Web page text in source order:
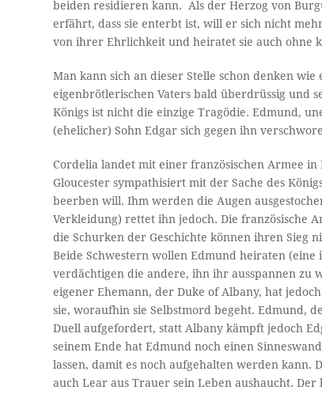
beiden residieren kann. Als der Herzog von
erfährt, dass sie enterbt ist, will er sich nicht
von ihrer Ehrlichkeit und heiratet sie auch ohne
Man kann sich an dieser Stelle schon denken
eigenbrötlerischen Vaters bald überdrüssig und
Königs ist nicht die einzige Tragödie. Edmund,
(ehelicher) Sohn Edgar sich gegen ihn
Cordelia landet mit einer französischen Armee
Gloucester sympathisiert mit der Sache des
beerben will. Ihm werden die Augen
Verkleidung) rettet ihn jedoch. Die französische
die Schurken der Geschichte können ihren Sieg
Beide Schwestern wollen Edmund heiraten
verdächtigen die andere, ihn ihr ausspannen zu
eigener Ehemann, der Duke of Albany, hat
sie, woraufhin sie Selbstmord begeht. Edmund,
Duell aufgefordert, statt Albany kämpft jedoch
seinem Ende hat Edmund noch einen
lassen, damit es noch aufgehalten werden kann.
auch Lear aus Trauer sein Leben aushaucht.